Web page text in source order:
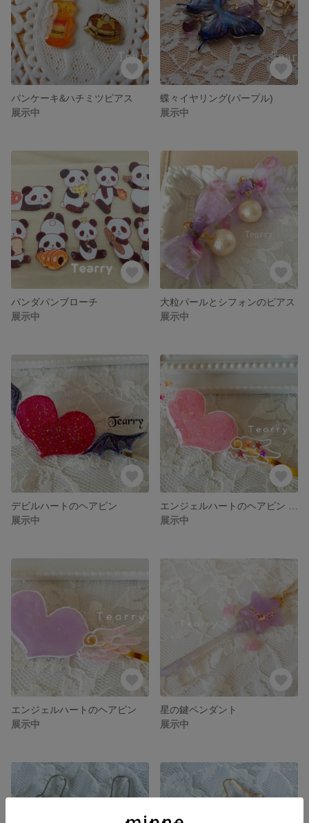
パンケーキ&ハチミツピアス
展示中
蝶々イヤリング(パープル)
展示中
パンダパンブローチ
展示中
大粒パールとシフォンのピアス
展示中
デビルハートのヘアピン
展示中
展示中
エンジェルハートのヘアピン
展示中
星の鍵ペンダント
展示中